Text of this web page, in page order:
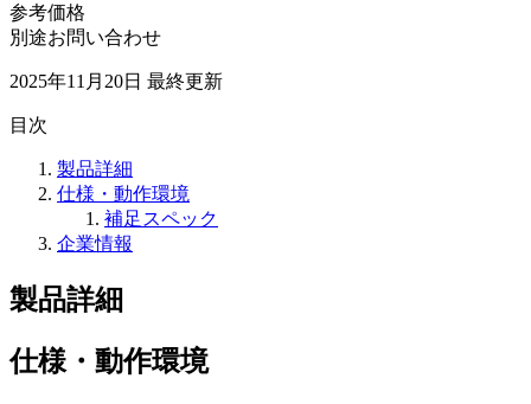
参考価格
別途お問い合わせ
2025年11月20日 最終更新
目次
製品詳細
仕様・動作環境
補足スペック
企業情報
製品詳細
仕様・動作環境